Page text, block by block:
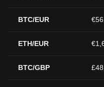
BTC/EUR
ETH/EUR
BTC/GBP